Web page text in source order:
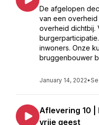
De afgelopen
van een
overheid dichtbij.
inwoners. Onze
bruggenbouwer
January 14, 2022•
Aflevering 10 |
vrije geest